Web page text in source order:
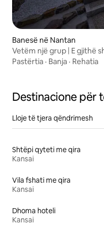
Banesë në Nantan
Vetëm një grup | E gjithë
Pastërtia · Banja · Rehatia
Destinacione për
Lloje të tjera qëndrimesh
Shtëpi qyteti me qira
Kansai
Vila fshati me qira
Kansai
Dhoma hoteli
Kansai